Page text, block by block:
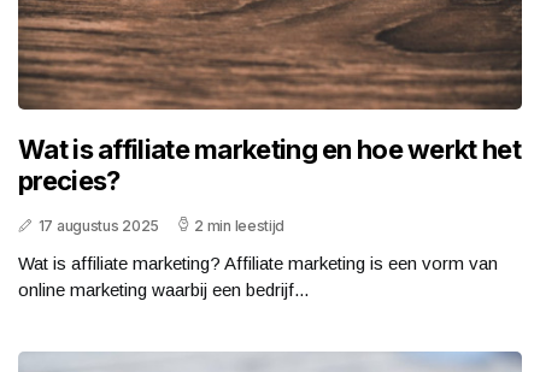
Wat is affiliate marketing en hoe werkt het
precies?
17 augustus 2025 2 min leestijd
Wat is affiliate marketing? Affiliate marketing is een vorm van
online marketing waarbij een bedrijf...